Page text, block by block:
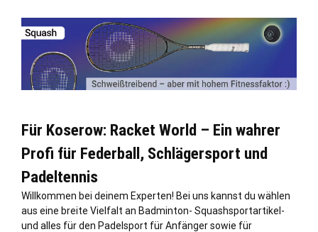
Für Koserow: Racket World – Ein wahrer
Profi für Federball, Schlägersport und
Padeltennis
Willkommen bei deinem Experten! Bei uns kannst du wählen
aus eine breite Vielfalt an Badminton- Squashsportartikel-
und alles für den Padelsport für Anfänger sowie für